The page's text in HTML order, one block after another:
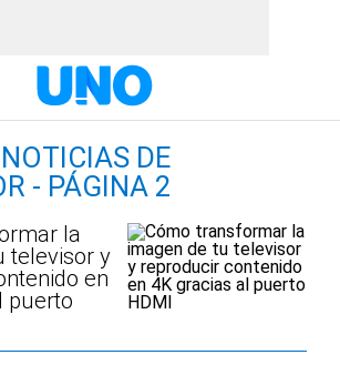
DE
- PÁGINA 2
la
televisor y
en
puerto